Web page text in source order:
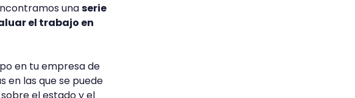
unaserie
el trabajo en
en tu empresa de
en las que se puede
el estado y el